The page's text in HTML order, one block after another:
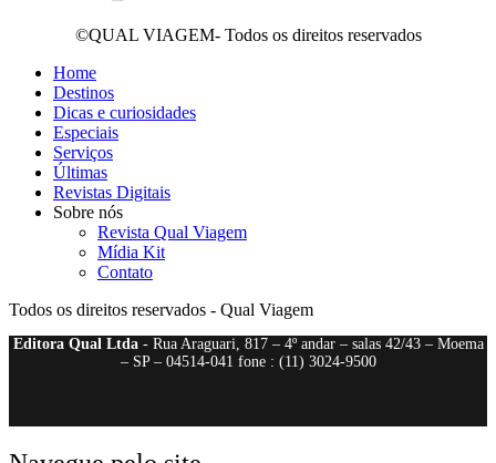
©QUAL VIAGEM- Todos os direitos reservados
Home
Destinos
Dicas e curiosidades
Especiais
Serviços
Últimas
Revistas Digitais
Sobre nós
Revista Qual Viagem
Mídia Kit
Contato
Todos os direitos reservados - Qual Viagem
Editora Qual Ltda- Rua Araguari, 817 – 4º andar – salas 42/43 – Moema
– SP – 04514-041 fone : (11) 3024-9500